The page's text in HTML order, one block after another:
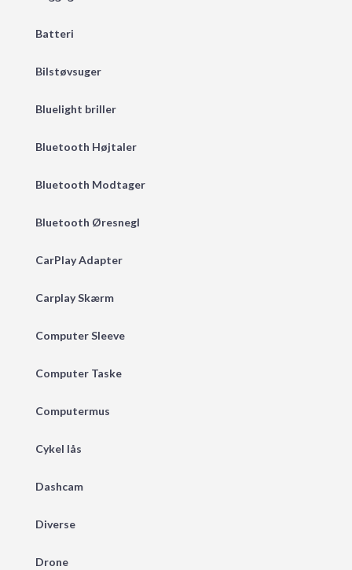
Batteri
Bilstøvsuger
Bluelight briller
Bluetooth Højtaler
Bluetooth Modtager
Bluetooth Øresnegl
CarPlay Adapter
Carplay Skærm
Computer Sleeve
Computer Taske
Computermus
Cykel lås
Dashcam
Diverse
Drone